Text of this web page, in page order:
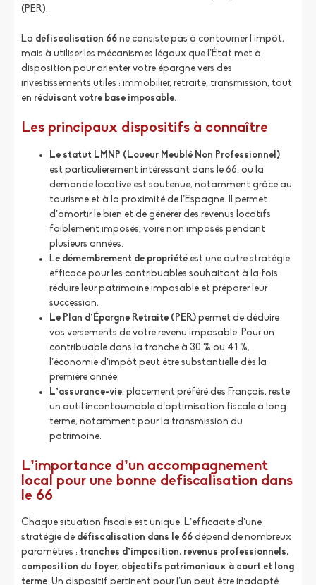
(PER).
La défiscalisation 66 ne consiste pas à contourner l’impôt,
mais à utiliser les mécanismes légaux que l’État met à
disposition pour orienter votre épargne vers des
investissements utiles : immobilier, retraite, transmission, tout
en réduisant votre base imposable.
Les principaux dispositifs à connaître
Le statut LMNP (Loueur Meublé Non Professionnel)
est particulièrement intéressant dans le 66, où la
demande locative est soutenue, notamment grâce au
tourisme et à la proximité de l’Espagne. Il permet
d’amortir le bien et de générer des revenus locatifs
faiblement imposés, voire non imposés pendant
plusieurs années.
Le démembrement de propriété est une autre stratégie
efficace pour les contribuables souhaitant à la fois
réduire leur patrimoine imposable et préparer leur
succession.
Le Plan d’Épargne Retraite (PER) permet de déduire
vos versements de votre revenu imposable. Pour un
contribuable dans la tranche à 30 % ou 41 %,
l’économie d’impôt peut être substantielle dès la
première année.
L’assurance-vie, placement préféré des Français, reste
un outil incontournable d’optimisation fiscale à long
terme, notamment pour la transmission du
patrimoine.
L’importance d’un accompagnement
local pour une bonne defiscalisation dans
le 66
Chaque situation fiscale est unique. L’efficacité d’une
stratégie de défiscalisation dans le 66 dépend de nombreux
paramètres : tranches d’imposition, revenus professionnels,
composition du foyer, objectifs patrimoniaux à court et long
terme. Un dispositif pertinent pour l’un peut être inadapté